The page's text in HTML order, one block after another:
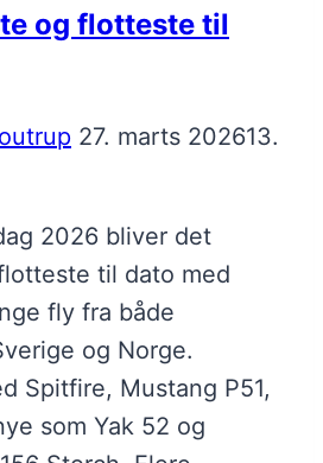
og flotteste til
27. marts 202613.
2026 bliver det
til dato med
fly fra både
og Norge.
Spitfire, Mustang P51,
som Yak 52 og